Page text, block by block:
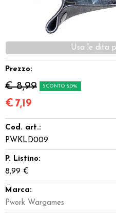
Giocattoli e Gadget
Offerte del Dragone
Prezzo:
€ 8,99 SCONTO 20%
€ 7,19
Cod. art.:
PWKLD009
P. Listino:
8,99 €
Marca:
Pwork Wargames